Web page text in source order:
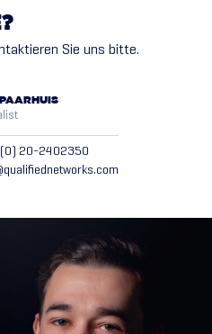
Sie uns bitte.
20-2402350